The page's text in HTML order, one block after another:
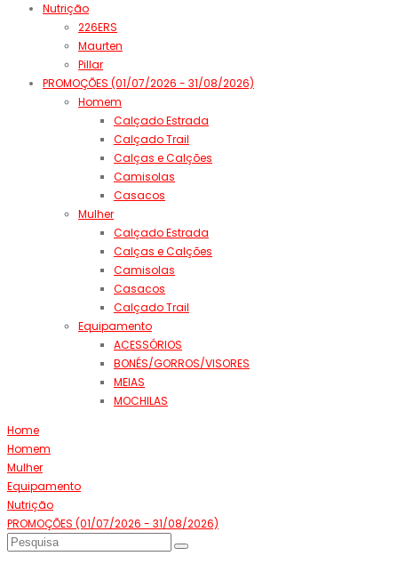
Nutrição
226ERS
Maurten
Pillar
PROMOÇÕES (01/07/2026 - 31/08/2026)
Homem
Calçado Estrada
Calçado Trail
Calças e Calções
Camisolas
Casacos
Mulher
Calçado Estrada
Calças e Calções
Camisolas
Casacos
Calçado Trail
Equipamento
ACESSÓRIOS
BONÉS/GORROS/VISORES
MEIAS
MOCHILAS
Home
Homem
Mulher
Equipamento
Nutrição
PROMOÇÕES (01/07/2026 - 31/08/2026)